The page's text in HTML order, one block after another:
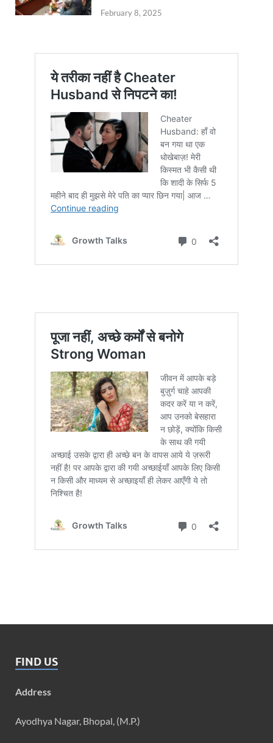
February 8, 2025
FIND US
Address
Ayodhya Nagar, Bhopal, (M.P.)